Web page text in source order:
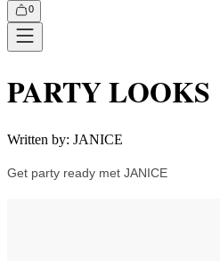
0
PARTY LOOKS
Written by: JANICE
Get party ready met JANICE